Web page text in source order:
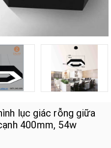
lục giác rỗng giữa
400mm, 54w